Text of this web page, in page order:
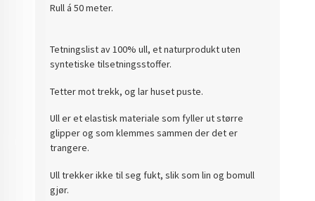
Rull á 50 meter.
Tetningslist av 100% ull, et naturprodukt uten
syntetiske tilsetningsstoffer.
Tetter mot trekk, og lar huset puste.
Ull er et elastisk materiale som fyller ut større
glipper og som klemmes sammen der det er
trangere.
Ull trekker ikke til seg fukt, slik som lin og bomull
gjør.